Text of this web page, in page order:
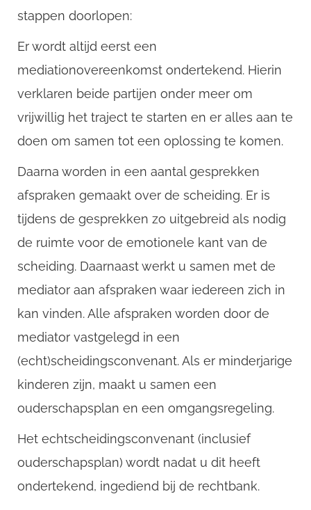
stappen doorlopen:
Er wordt altijd eerst een
mediationovereenkomst ondertekend. Hierin
verklaren beide partijen onder meer om
vrijwillig het traject te starten en er alles aan te
doen om samen tot een oplossing te komen.
Daarna worden in een aantal gesprekken
afspraken gemaakt over de scheiding. Er is
tijdens de gesprekken zo uitgebreid als nodig
de ruimte voor de emotionele kant van de
scheiding. Daarnaast werkt u samen met de
mediator aan afspraken waar iedereen zich in
kan vinden. Alle afspraken worden door de
mediator vastgelegd in een
(echt)scheidingsconvenant. Als er minderjarige
kinderen zijn, maakt u samen een
ouderschapsplan en een omgangsregeling.
Het echtscheidingsconvenant (inclusief
ouderschapsplan) wordt nadat u dit heeft
ondertekend, ingediend bij de rechtbank.
CompanyName
Username
Email